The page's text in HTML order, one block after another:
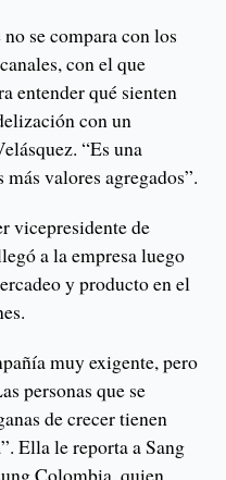
se compara con los
con el que
entender qué sienten
con un
“Es una
valores agregados”.
vicepresidente de
a la empresa luego
y producto en el
muy exigente, pero
personas que se
de crecer tienen
Ella le reporta a Sang